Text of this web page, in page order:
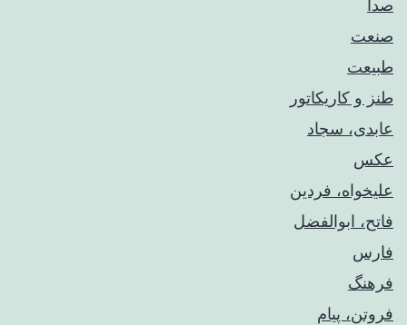
صدا
صنعت
طبیعت
طنز و کاریکاتور
عابدی، سجاد
عکس
علیخواه، فردین
فاتح، ابوالفضل
فارس
فرهنگ
فروتن، پیام